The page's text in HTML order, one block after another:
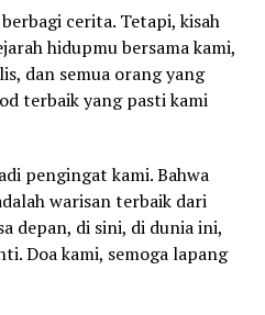
cerita. Tetapi, kisah
hidupmu bersama kami,
dan semua orang yang
terbaik yang pasti kami
pengingat kami. Bahwa
warisan terbaik dari
depan, di sini, di dunia ini,
Doa kami, semoga lapang